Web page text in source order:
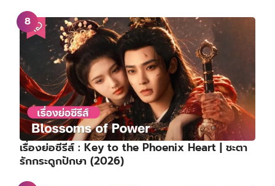
เรื่องย่อซีรีส์ : Key to the Phoenix Heart | ชะตา
รักกระดูกปักษา (2026)